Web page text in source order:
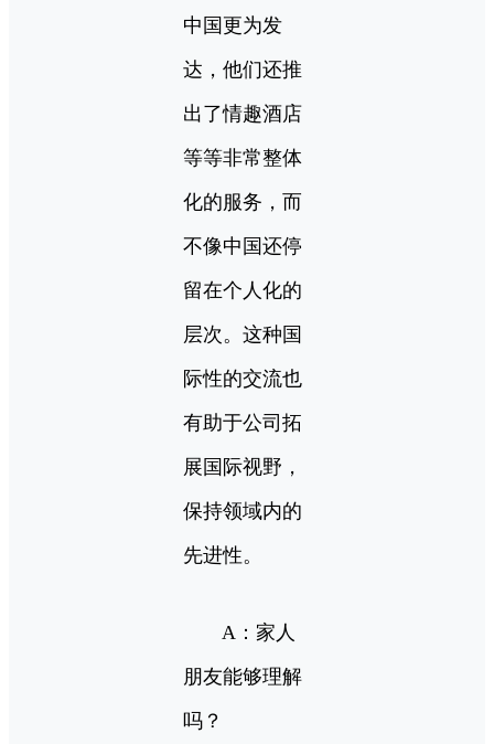
中国更为发
达，他们还推
出了情趣酒店
等等非常整体
化的服务，而
不像中国还停
留在个人化的
层次。这种国
际性的交流也
有助于公司拓
展国际视野，
保持领域内的
先进性。
A：家人
朋友能够理解
吗？